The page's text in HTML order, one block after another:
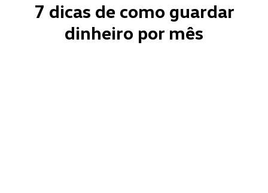
7 dicas de como guardar
dinheiro por mês